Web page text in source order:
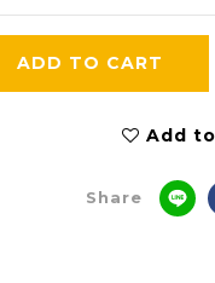
ADD TO CART
Add
Share